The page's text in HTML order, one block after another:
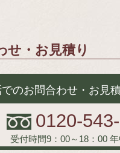
せ・お見積り
のお問合わせ・お見
0120-
受付時間9：00～18：00